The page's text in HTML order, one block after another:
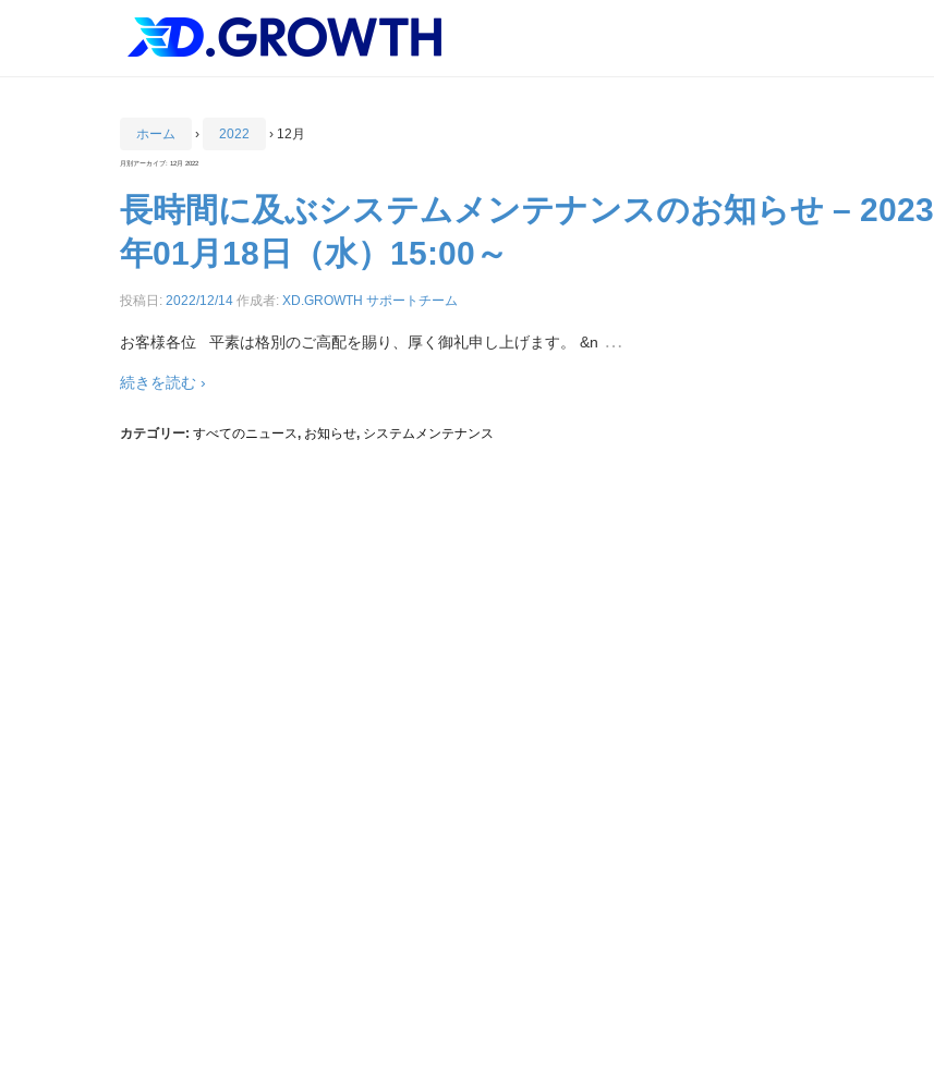
ホーム › 2022 › 12月
月別アーカイブ: 12月 2022
長時間に及ぶシステムメンテナンスのお知らせ – 2023
年01月18日（水）15:00～
投稿日: 2022/12/14作成者: XD.GROWTH サポートチーム
お客様各位 平素は格別のご高配を賜り、厚く御礼申し上げます。 &n …
続きを読む ›
カテゴリー: すべてのニュース, お知らせ, システムメンテナンス